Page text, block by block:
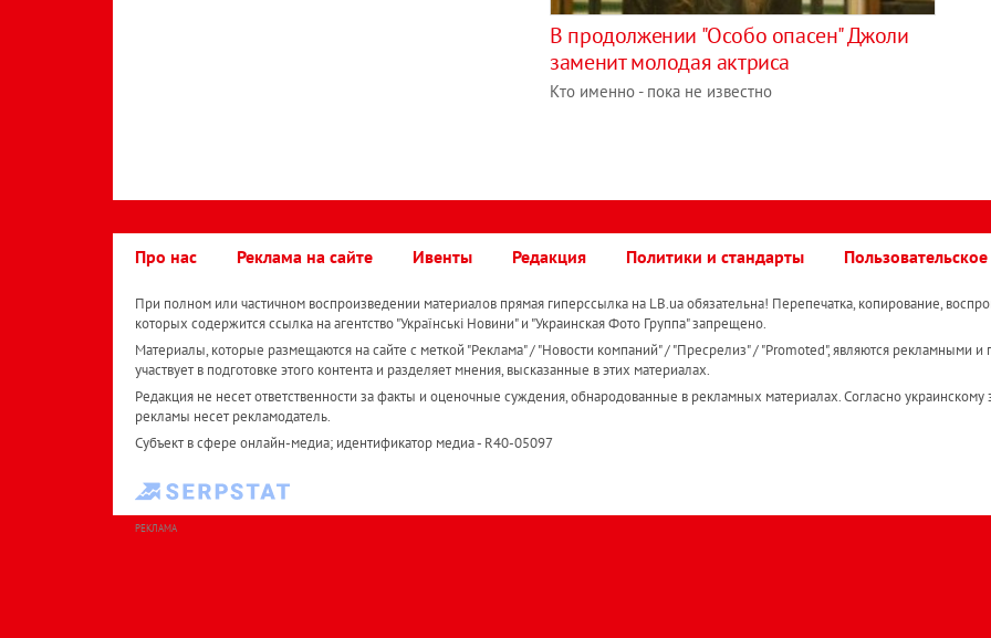
В продолжении "Особо опасен" Джоли
заменит молодая актриса
Кто именно - пока не известно
Про нас Реклама на сайте Ивенты Редакция Политики и стандарты
При полном или частичном воспроизведении материалов прямая гиперссылка на LB.ua обязательна! Перепечатка, копирование,
которых содержится ссылка на агентство "Українськi Новини" и "Украинская Фото Группа" запрещено.
Материалы, которые размещаются на сайте с меткой "Реклама" / "Новости компаний" / "Пресрелиз" / "Promoted", являются рекламными и
участвует в подготовке этого контента и разделяет мнения, высказанные в этих материалах.
Редакция не несет ответственности за факты и оценочные суждения, обнародованные в рекламных материалах. Согласно украинскому
рекламы несет рекламодатель.
Субъект в сфере онлайн-медиа; идентификатор медиа - R40-05097
РЕКЛАМА